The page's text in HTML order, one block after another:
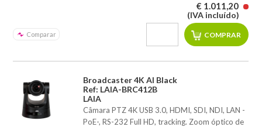
Comparar
€ 1.011,20
(IVA incluído)
Broadcaster 4K AI Black
Ref: LAIA-BRC412B
LAIA
Câmara PTZ 4K USB 3.0, HDMI, SDI, NDI, LAN -
PoE-, RS-232 Full HD, tracking. Zoom óptico de